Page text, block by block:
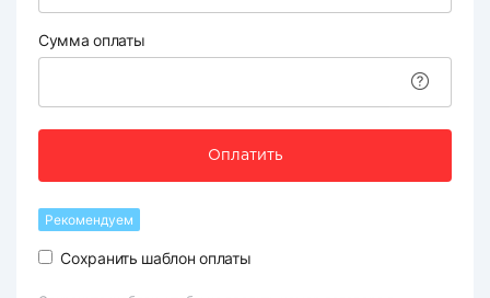
Сумма оплаты
Оплатить
Рекомендуем
Сохранить шаблон оплаты